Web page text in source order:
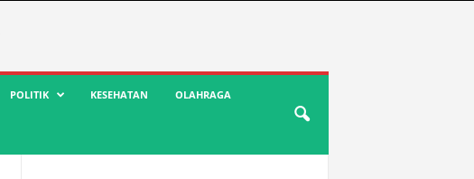
POLITIK KESEHATAN OLAHRAGA